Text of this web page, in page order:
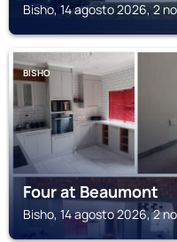
Bisho, 14 agosto 2026, 2
BISHO
Four at Beaumont
Bisho, 14 agosto 2026, 2